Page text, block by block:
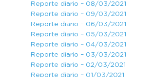
Reporte diario – 08/03/2021
Reporte diario – 09/03/2021
Reporte diario – 06/03/2021
Reporte diario – 05/03/2021
Reporte diario – 04/03/2021
Reporte diario – 03/03/2021
Reporte diario – 02/03/2021
Reporte diario – 01/03/2021